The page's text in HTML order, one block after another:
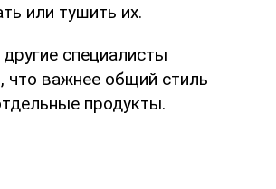
или тушить их.
специалисты
что важнее общий стиль
продукты.